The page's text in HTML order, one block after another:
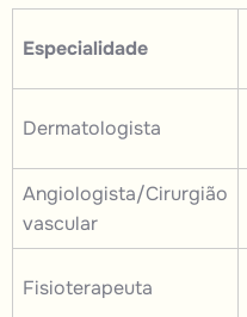
Especialidade
Dermatologista
Angiologista/Cirurgião
vascular
Fisioterapeuta